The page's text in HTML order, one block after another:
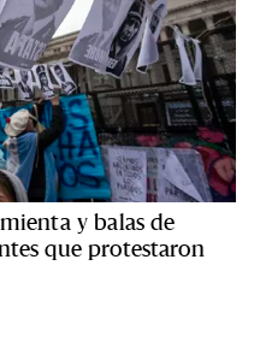
y balas de
que protestaron